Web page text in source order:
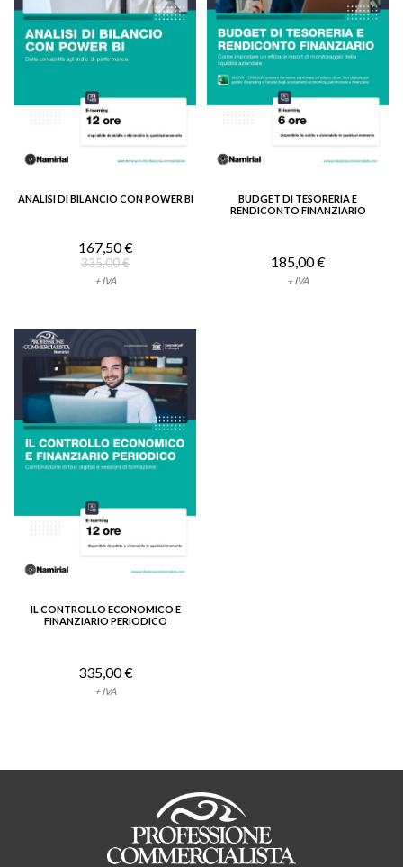
VEDI DETTAGLIO
ANALISI DI BILANCIO CON POWER BI
167,50 €
335,00 €
+ IVA
VEDI DETTAGLIO
BUDGET DI TESORERIA E
RENDICONTO FINANZIARIO
185,00 €
+ IVA
VEDI DETTAGLIO
IL CONTROLLO ECONOMICO E
FINANZIARIO PERIODICO
335,00 €
+ IVA